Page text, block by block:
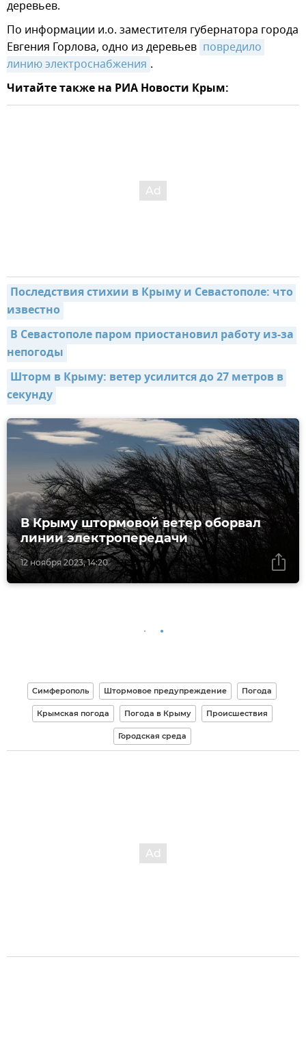
деревьев.
По информации и.о. заместителя губернатора города
Евгения Горлова, одно из деревьев повредило
линию электроснабжения .
Читайте также на РИА Новости Крым:
Последствия стихии в Крыму и Севастополе: что
известно
В Севастополе паром приостановил работу из-за
непогоды
Шторм в Крыму: ветер усилится до 27 метров в
секунду
12 ноября 2023, 14:20
В Крыму штормовой ветер оборвал
линии электропередачи
Симферополь Штормовое предупреждение Погода
Крымская погода Погода в Крыму Происшествия
Городская среда